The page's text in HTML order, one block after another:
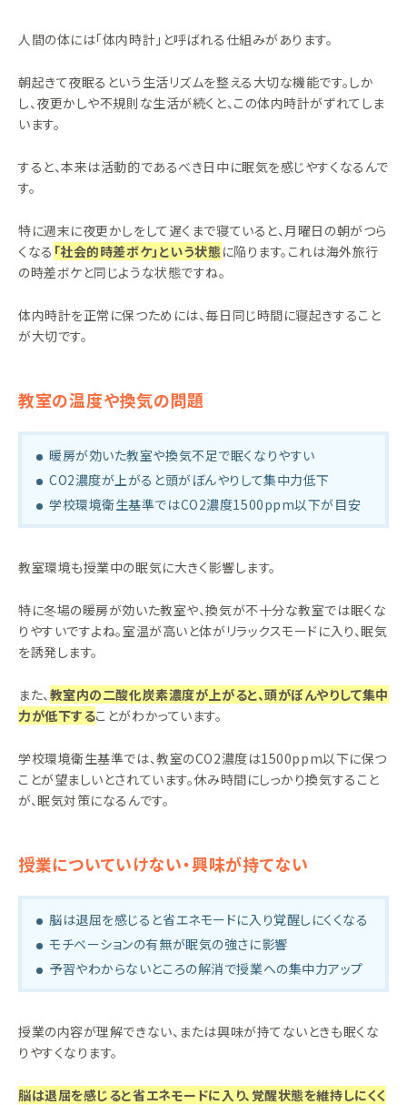
人間の体には「体内時計」と呼ばれる仕組みがあります。
朝起きて夜眠るという生活リズムを整える大切な機能です。しか
し、夜更かしや不規則な生活が続くと、この体内時計がずれてしま
います。
すると、本来は活動的であるべき日中に眠気を感じやすくなるんで
す。
特に週末に夜更かしをして遅くまで寝ていると、月曜日の朝がつら
くなる 「社会的時差ボケ」という状態に陥ります。これは海外旅行
の時差ボケと同じような状態ですね。
体内時計を正常に保つためには、毎日同じ時間に寝起きすること
が大切です。
教室の温度や換気の問題
暖房が効いた教室や換気不足で眠くなりやすい
CO2濃度が上がると頭がぼんやりして集中力低下
学校環境衛生基準ではCO2濃度1500ppm以下が目安
教室環境も授業中の眠気に大きく影響します。
特に冬場の暖房が効いた教室や、換気が不十分な教室では眠くな
りやすいですよね。室温が高いと体がリラックスモードに入り、眠気
を誘発します。
また、 教室内の二酸化炭素濃度が上がると、頭がぼんやりして集中
力が低下することがわかっています。
学校環境衛生基準では、教室のCO2濃度は1500ppm以下に保つ
ことが望ましいとされています。休み時間にしっかり換気すること
が、眠気対策になるんです。
授業についていけない・興味が持てない
脳は退屈を感じると省エネモードに入り覚醒しにくくなる
モチベーションの有無が眠気の強さに影響
予習やわからないところの解消で授業への集中力アップ
授業の内容が理解できない、または興味が持てないときも眠くな
りやすくなります。
脳は退屈を感じると省エネモードに入り、覚醒状態を維持しにくく